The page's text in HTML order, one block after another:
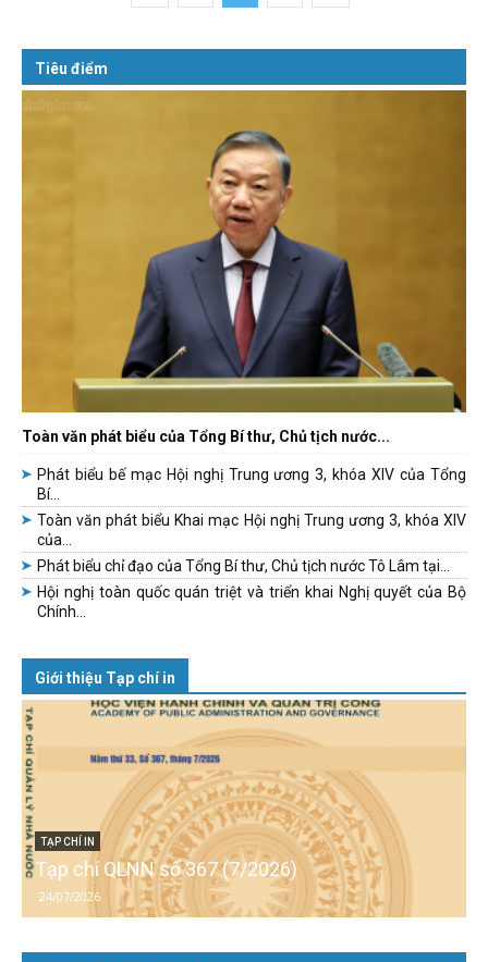
Tiêu điểm
Toàn văn phát biểu của Tổng Bí thư, Chủ tịch nước...
Phát biểu bế mạc Hội nghị Trung ương 3, khóa XIV của Tổng
Bí...
Toàn văn phát biểu Khai mạc Hội nghị Trung ương 3, khóa XIV
của...
Phát biểu chỉ đạo của Tổng Bí thư, Chủ tịch nước Tô Lâm tại...
Hội nghị toàn quốc quán triệt và triển khai Nghị quyết của Bộ
Chính...
Giới thiệu Tạp chí in
TẠP CHÍ IN
Tạp chí QLNN số 367 (7/2026)
24/07/2026